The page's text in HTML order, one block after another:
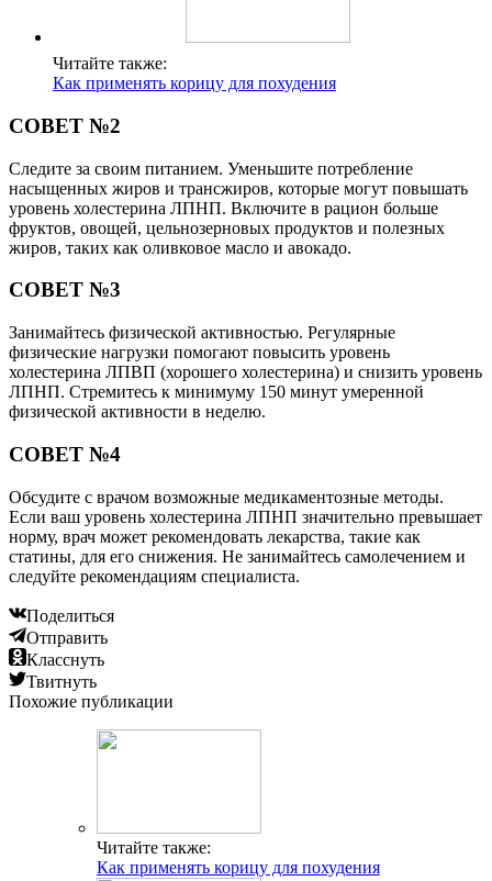
Читайте также:
Как применять корицу для похудения
СОВЕТ №2
Следите за своим питанием. Уменьшите потребление
насыщенных жиров и трансжиров, которые могут повышать
уровень холестерина ЛПНП. Включите в рацион больше
фруктов, овощей, цельнозерновых продуктов и полезных
жиров, таких как оливковое масло и авокадо.
СОВЕТ №3
Занимайтесь физической активностью. Регулярные
физические нагрузки помогают повысить уровень
холестерина ЛПВП (хорошего холестерина) и снизить уровень
ЛПНП. Стремитесь к минимуму 150 минут умеренной
физической активности в неделю.
СОВЕТ №4
Обсудите с врачом возможные медикаментозные методы.
Если ваш уровень холестерина ЛПНП значительно превышает
норму, врач может рекомендовать лекарства, такие как
статины, для его снижения. Не занимайтесь самолечением и
следуйте рекомендациям специалиста.
Поделиться
Отправить
Класснуть
Твитнуть
Похожие публикации
Читайте также:
Как применять корицу для похудения